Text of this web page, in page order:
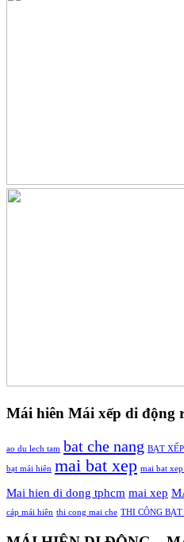
Mái hiên Mái xếp di động
ao du lech tam bat che nang BẠT
bạt mái hiên mai bat xep mai bat
Mai hien di dong tphcm mai xep
cáp mái hiên thi cong mai che THI CÔNG